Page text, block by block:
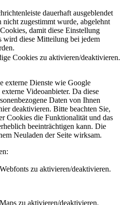
dauerhaft ausgeblendet
zugestimmt wurde, abgelehnt
damit diese Einstellung
wird diese Mitteilung bei jedem
Cookies zu aktivieren/deaktivieren.
externe Dienste wie Google
Videoanbieter. Da diese
Daten von Ihnen
deaktivieren. Bitte beachten Sie,
Cookies die Funktionalität und das
beeinträchtigen kann. Die
Neuladen der Seite wirksam.
zu aktivieren/deaktivieren.
zu aktivieren/deaktivieren.